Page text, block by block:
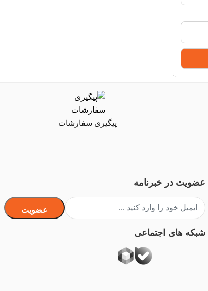
پیگیری سفارشات
عضویت در خبرنامه
عضویت
شبکه های اجتماعی